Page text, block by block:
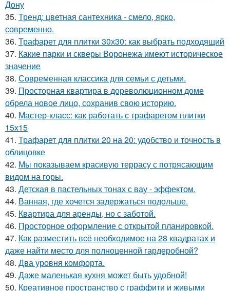
Дону
35. Тренд: цветная сантехника - смело, ярко,
современно.
36. Трафарет для плитки 30х30: как выбрать подходящий
37. Какие парки и скверы Воронежа имеют историческое
значение
38. Современная классика для семьи с детьми.
39. Просторная квартира в дореволюционном доме
обрела новое лицо, сохранив свою историю.
40. Мастер-класс: как работать с трафаретом плитки
15х15
41. Трафарет для плитки 20 на 20: удобство и точность в
облицовке
42. Мы показываем красивую террасу с потрясающим
видом на горы.
43. Детская в пастельных тонах с вау - эффектом.
44. Ванная, где хочется задержаться подольше.
45. Квартира для аренды, но с заботой.
46. Просторное оформление с открытой планировкой.
47. Как разместить всё необходимое на 28 квадратах и
даже найти место для полноценной гардеробной?
48. Два уровня комфорта.
49. Даже маленькая кухня может быть удобной!
50. Креативное пространство с граффити и живыми